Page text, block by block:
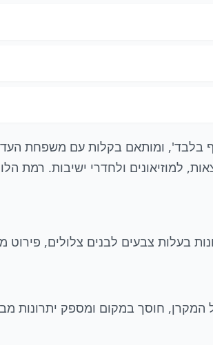
חוסך במקום ומספק יתרונות